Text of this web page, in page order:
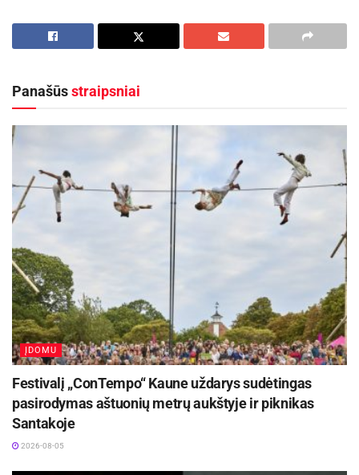
Sanatorija „Versmė“
Lietuvoje esančių sanatorijų, kurios pradėjo atlikti
mineralinio vandens ir purvo procedūras. Šioje
sanatorijoje galite užsisakyti įvairiausių
procedūrų bei paslaugų: sanatorinį gydymą su
poilsiu, reabilitacinį gydymą ir net sveikatinimo
savaitgalį. Taip pat procedūrų yra visa gausa:
masažai, purvo ir mineralinio vandens vonios,
fizioterapija, kineziterapija, druskų kambarys,
organizmo valymas, aromaterapija, inhaliacijos
bei kitos. Sanatorijoje Versmė yra mineralinio
vandens baseinas ir pirtys, todėl galėsite
apsilankyti ir šitame poilsiniame komplekse!
Kauno rajone, Čekiškėje vyks 2028 metų Europos
Panašūsstraipsniai
ĮDOMU
Festivalį „ConTempo“ Kaune uždarys sudėtingas
pasirodymas aštuonių metrų aukštyje ir piknikas
Santakoje
2026-08-05